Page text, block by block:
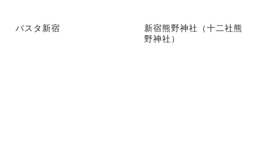
バスタ新宿
新宿熊野神社（十二社熊
野神社）